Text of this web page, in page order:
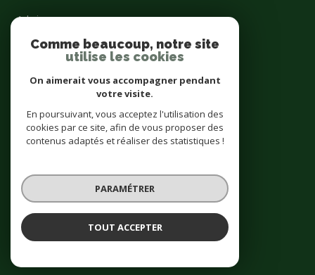
Admin
Nos honoraires
Cookies
© 2026 | Tous droits réservés
Réalisé par
Comme beaucoup, notre site
utilise les cookies
On aimerait vous accompagner pendant
votre visite.
En poursuivant, vous acceptez l'utilisation des
cookies par ce site, afin de vous proposer des
contenus adaptés et réaliser des statistiques !
PARAMÉTRER
TOUT ACCEPTER